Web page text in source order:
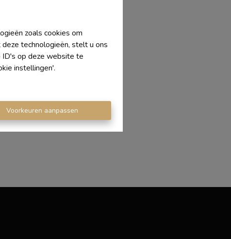
zoals cookies om
technologieën, stelt u ons
ID's op deze website te
instellingen'.
Voorkeuren aanpassen